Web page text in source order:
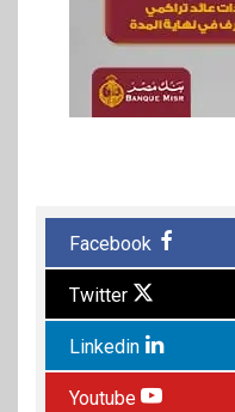
Facebook
Twitter
Linkedin
Youtube